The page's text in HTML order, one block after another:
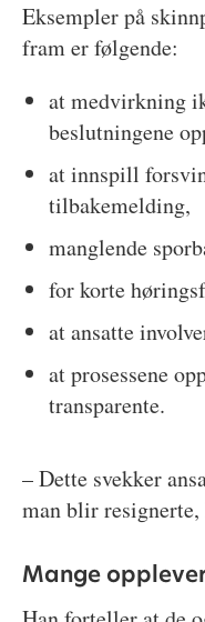
Eksempler på
fram er følgende:
at medvirkning
beslutningene
at innspill
tilbakemelding,
manglende
for korte
at ansatte
at prosessene
transparente.
– Dette svekker
man blir
Mange